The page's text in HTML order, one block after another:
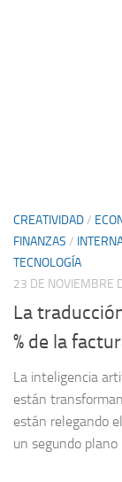
CREATIVIDAD/
FINANZAS /
TECNOLOGÍA
23 DE NOVIEMBRE
La
% de la
La inteligencia
están
están relegando
un segundo plano